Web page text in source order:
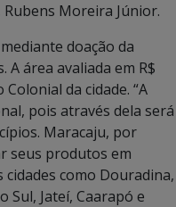
Moreira Júnior.
doação da
área avaliada em R$
da cidade. “A
pois através dela será
Maracaju, por
seus produtos em
como Douradina,
Sul, Jateí, Caarapó e